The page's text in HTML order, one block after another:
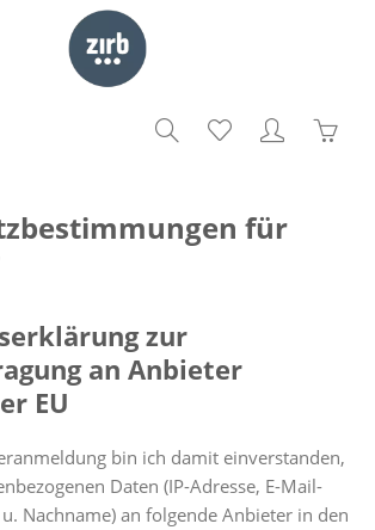
für
zur
an Anbieter
EU
bin ich damit einverstanden,
Daten (IP-Adresse, E-Mail-
Nachname) an folgende Anbieter in den